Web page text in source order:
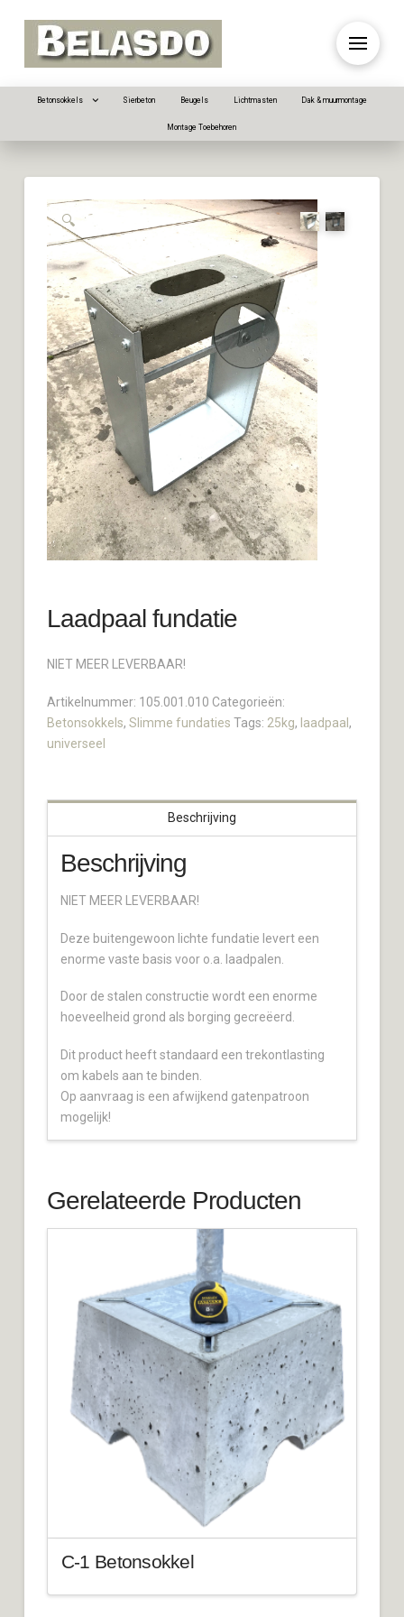
Betonsokkels Sierbeton Beugels Lichtmasten Dak & muurmontage
Montage Toebehoren
🔍
Laadpaal fundatie
NIET MEER LEVERBAAR!
Artikelnummer: 105.001.010 Categorieën:
Betonsokkels, Slimme fundaties Tags: 25kg, laadpaal ,
universeel
Beschrijving
Beschrijving
NIET MEER LEVERBAAR!
Deze buitengewoon lichte fundatie levert een
enorme vaste basis voor o.a. laadpalen.
Door de stalen constructie wordt een enorme
hoeveelheid grond als borging gecreëerd.
Dit product heeft standaard een trekontlasting
om kabels aan te binden.
Op aanvraag is een afwijkend gatenpatroon
mogelijk!
Gerelateerde Producten
C-1 Betonsokkel